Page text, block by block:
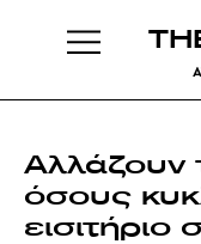
Αλλάζουν
όσους